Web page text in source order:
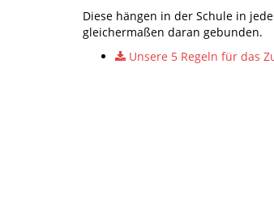
Diese hängen in der Schule in
gleichermaßen daran gebunden.
Unsere 5 Regeln für das